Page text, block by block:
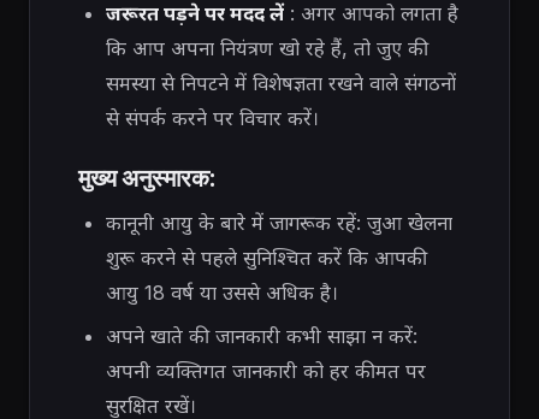
जरूरत पड़ने पर मदद लें: अगर आपको लगता है
कि आप अपना नियंत्रण खो रहे हैं, तो जुए की
समस्या से निपटने में विशेषज्ञता रखने वाले संगठनों
से संपर्क करने पर विचार करें।
मुख्य अनुस्मारक:
कानूनी आयु के बारे में जागरूक रहें: जुआ खेलना
शुरू करने से पहले सुनिश्चित करें कि आपकी
आयु 18 वर्ष या उससे अधिक है।
अपने खाते की जानकारी कभी साझा न करें:
अपनी व्यक्तिगत जानकारी को हर कीमत पर
सुरक्षित रखें।